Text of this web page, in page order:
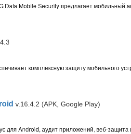
v.16.4.2 (APK, Google Play)